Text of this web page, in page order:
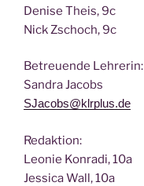
Deni­se Theis, 9c
Nick Zscho­ch, 9c
Betreu­en­de Lehrerin:
San­dra Jacobs
SJacobs@klrplus.de
Redak­ti­on:
Leo­nie Kon­ra­di, 10a
Jes­si­ca Wall, 10a